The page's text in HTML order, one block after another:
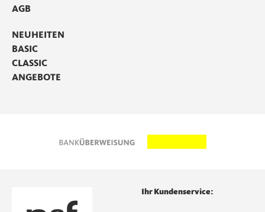
AGB
NEUHEITEN
BASIC
CLASSIC
ANGEBOTE
Ihr Kundenservice: